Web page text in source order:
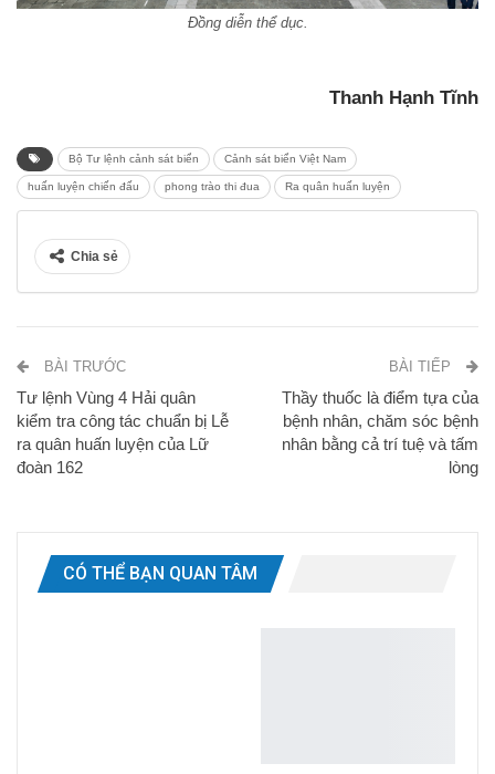
Đồng diễn thể dục.
Thanh Hạnh Tĩnh
Bộ Tư lệnh cảnh sát biển Cảnh sát biển Việt Nam
huấn luyện chiến đấu phong trào thi đua Ra quân huấn luyện
Chia sẻ
BÀI TRƯỚC
Tư lệnh Vùng 4 Hải quân
kiểm tra công tác chuẩn bị Lễ
ra quân huấn luyện của Lữ
đoàn 162
BÀI TIẾP
Thầy thuốc là điểm tựa của
bệnh nhân, chăm sóc bệnh
nhân bằng cả trí tuệ và tấm
lòng
CÓ THỂ BẠN QUAN TÂM